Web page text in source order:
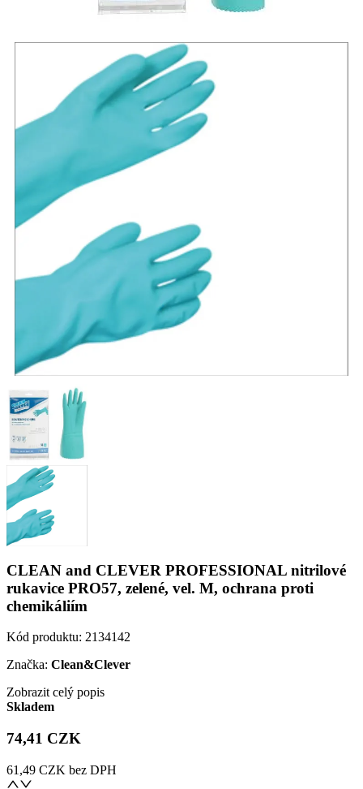
CLEAN and CLEVER PROFESSIONAL nitrilové
rukavice PRO57, zelené, vel. M, ochrana proti
chemikáliím
Kód produktu: 2134142
Značka: Clean&Clever
Zobrazit celý popis
Skladem
74,41 CZK
61,49 CZK bez DPH